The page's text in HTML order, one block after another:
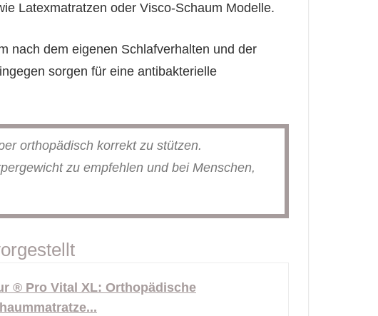
Latexmatratzen oder Visco-Schaum Modelle.
nach dem eigenen Schlafverhalten und der
sorgen für eine antibakterielle
orthopädisch korrekt zu stützen.
zu empfehlen und bei Menschen,
® Pro Vital XL: Orthopädische